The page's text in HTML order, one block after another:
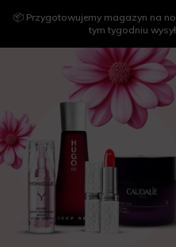
📦 Przygotowujemy magazyn na
tym tygodniu